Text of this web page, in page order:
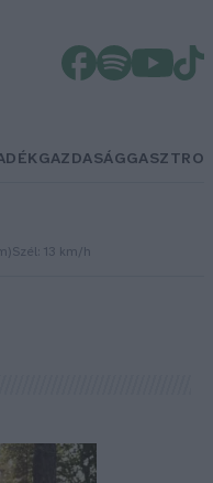
GAZDASÁGGASZTRO
Szél: 13 km/h